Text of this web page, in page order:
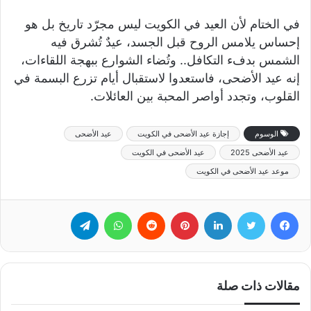
في الختام لأن العيد في الكويت ليس مجرّد تاريخ بل هو
إحساس يلامس الروح قبل الجسد، عيدٌ تُشرق فيه
الشمس بدفء التكافل.. وتُضاء الشوارع ببهجة اللقاءات،
إنه عيد الأضحى، فاستعدوا لاستقبال أيام تزرع البسمة في
القلوب، وتجدد أواصر المحبة بين العائلات.
الوسوم إجازة عيد الأضحى في الكويت
عيد الأضحى
عيد الأضحى 2025
عيد الأضحى في الكويت
موعد عيد الأضحى في الكويت
مقالات ذات صلة